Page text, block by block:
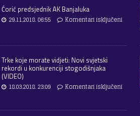
Ćorić predsjednik AK Banjaluka
29.11.2018. 06:55
Komentari isključeni
Trke koje morate vidjeti: Novi svjetski
rekordi u konkurenciji stogodišnjaka
(VIDEO)
18.03.2018. 23:09
Komentari isključeni